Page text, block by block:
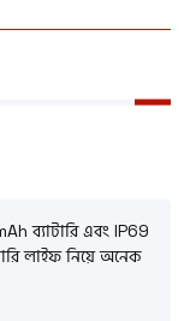
ব্যাটারি এবং IP69
লাইফ নিয়ে অনেক